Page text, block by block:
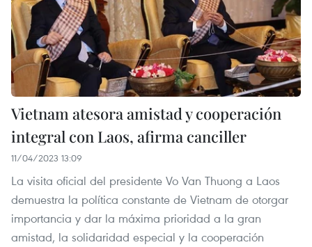
Vietnam atesora amistad y cooperación
integral con Laos, afirma canciller
11/04/2023 13:09
La visita oficial del presidente Vo Van Thuong a Laos
demuestra la política constante de Vietnam de otorgar
importancia y dar la máxima prioridad a la gran
amistad, la solidaridad especial y la cooperación